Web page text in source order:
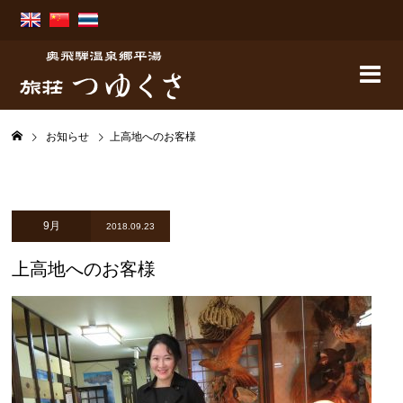
お知らせ 上高地へのお客様
9月 2018.09.23
上高地へのお客様